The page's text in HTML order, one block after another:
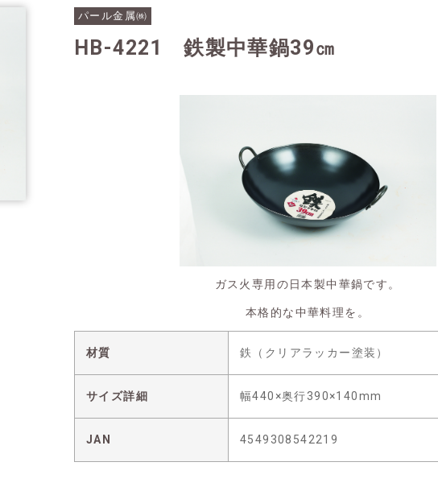
パール金属㈱
HB-4221 鉄製中華鍋39㎝
ガス火専用の日本製中華鍋です。
本格的な中華料理を。
材質 鉄（クリアラッカー塗装）
サイズ詳細 幅440×奥行390×140mm
JAN 4549308542219